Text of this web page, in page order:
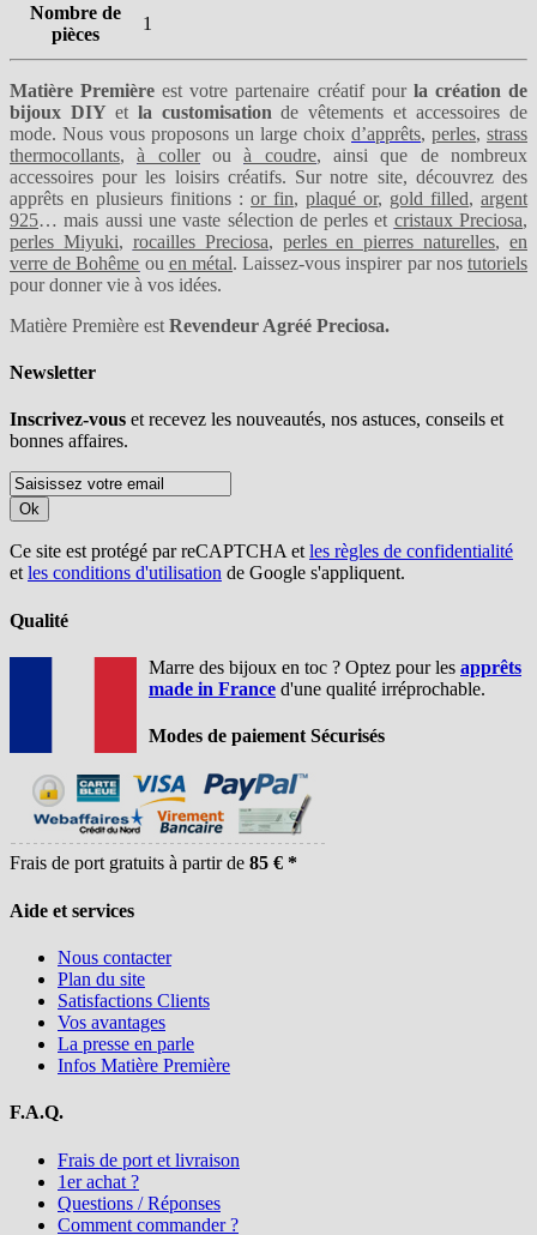
Nombre de
pièces
1
Matière Première est votre partenaire créatif pourla création de
bijoux DIY etla customisation de vêtements et accessoires de
mode. Nous vous proposons un large choix d’apprêts, perles, strass
thermocollants,à collerouà coudre, ainsi que de nombreux
accessoires pour les loisirs créatifs. Sur notre site, découvrez des
apprêts en plusieurs finitions : or fin, plaqué or, gold filled, argent
925… mais aussi une vaste sélection de perles et cristaux Preciosa,
perles Miyuki, rocailles Preciosa, perles en pierres naturelles, en
verre de Bohême ou en métal. Laissez-vous inspirer par nostutoriels
pour donner vie à vos idées.
Matière Première est Revendeur Agréé Preciosa.
Newsletter
Inscrivez-vous et recevez les nouveautés, nos astuces, conseils et
bonnes affaires.
Ok
Ce site est protégé par reCAPTCHA etles règles de confidentialité
etles conditions d'utilisation de Google s'appliquent.
Qualité
Marre des bijoux en toc ? Optez pour les apprêts
made in France d'une qualité irréprochable.
Modes de paiement Sécurisés
Frais de port gratuits à partir de 85 € *
Aide et services
Nous contacter
Plan du site
Satisfactions Clients
Vos avantages
La presse en parle
Infos Matière Première
F.A.Q.
Frais de port et livraison
1er achat ?
Questions / Réponses
Comment commander ?